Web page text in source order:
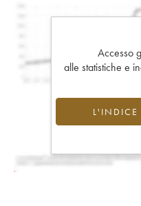
Accesso
alle statistiche e
L'INDICE